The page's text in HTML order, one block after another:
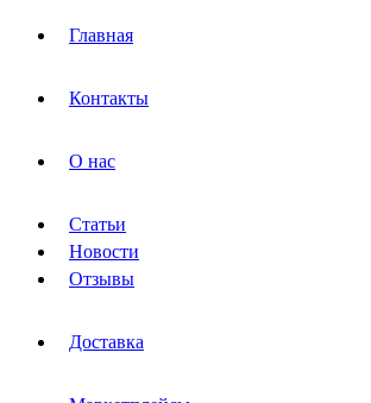
Главная
Контакты
О нас
Статьи
Новости
Отзывы
Доставка